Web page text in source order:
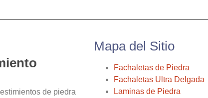
de piedra
Mapa del Sitio
Fachaletas de Piedra
Fachaletas Ultra Delgada
Laminas de Piedra